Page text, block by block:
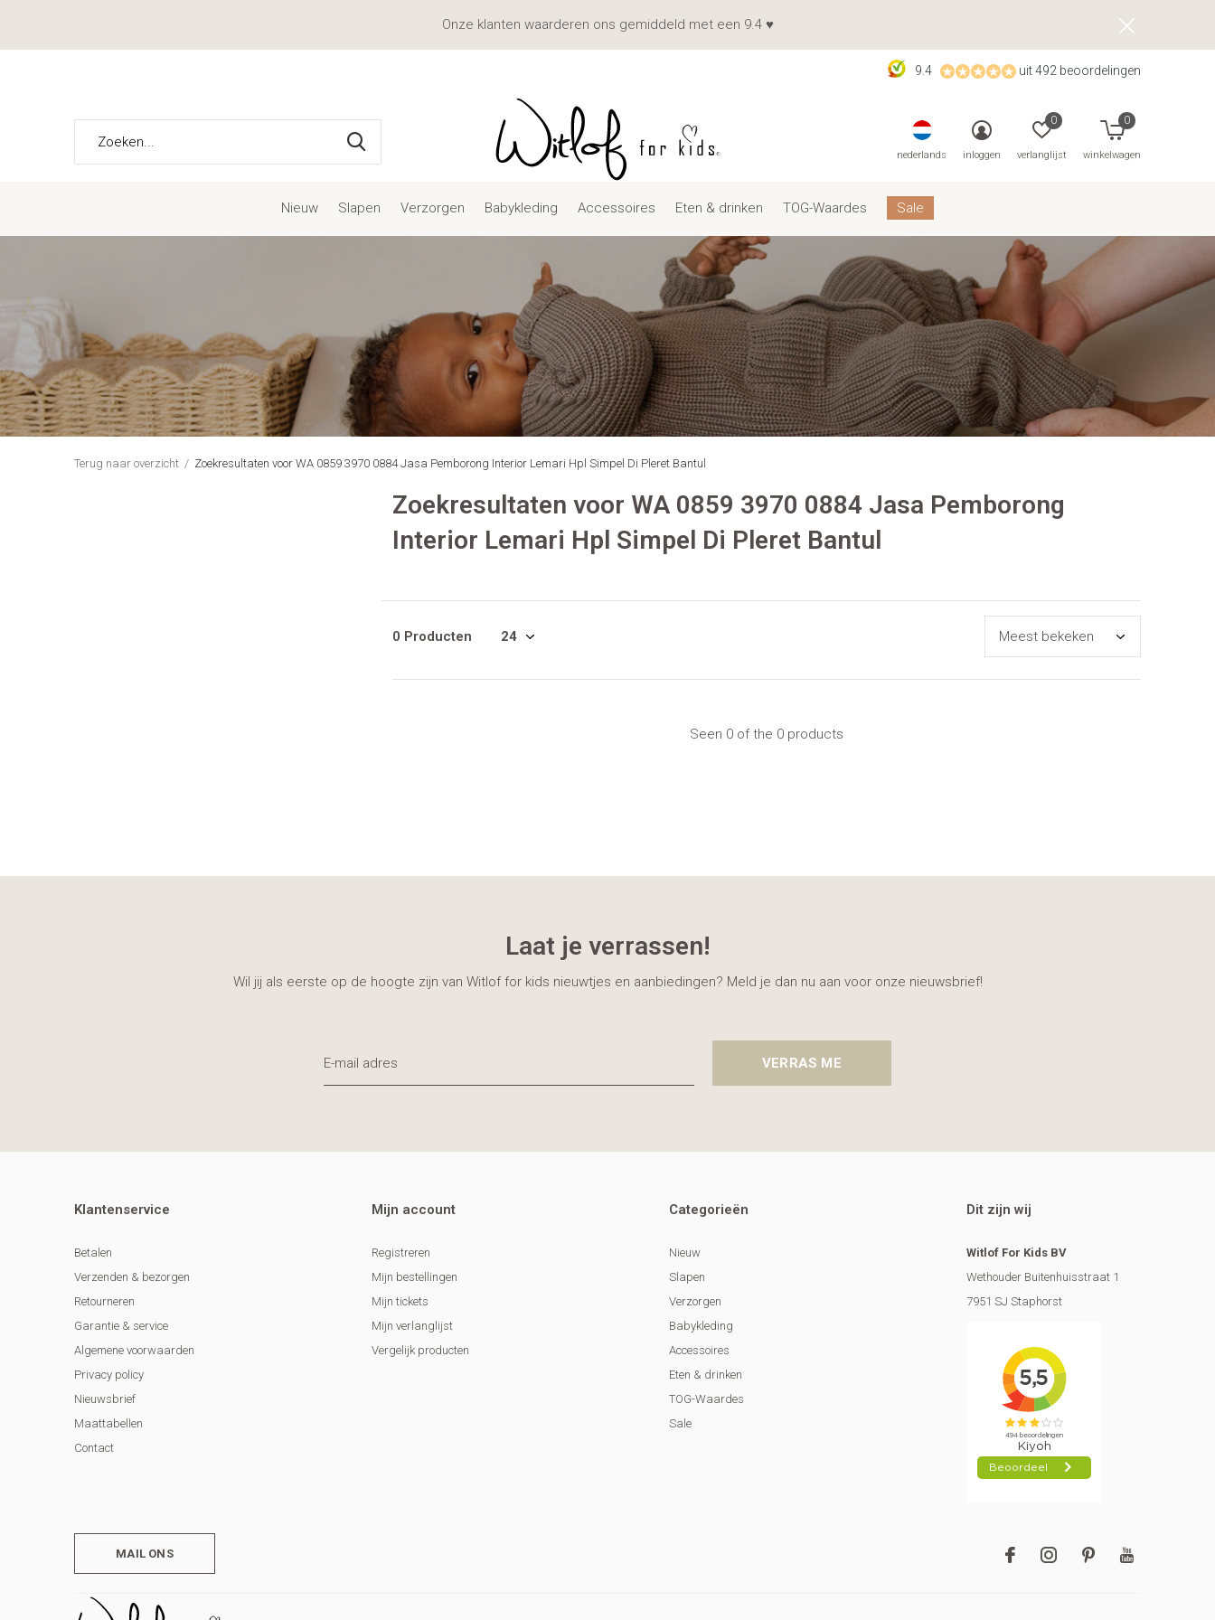
Nieuw Slapen Verzorgen Babykleding Accessoires Eten & drinken TOG-Waardes Sale
nederlands inloggen verlanglijst
0
winkelwagen
0
9.4 uit 492 beoordelingen
Onze klanten waarderen ons gemiddeld met een 9.4 ♥
Terug naar overzicht Zoekresultaten voor WA 0859 3970 0884 Jasa Pemborong Interior Lemari Hpl Simpel Di Pleret Bantul
Zoekresultaten voor WA 0859 3970 0884 Jasa Pemborong
Interior Lemari Hpl Simpel Di Pleret Bantul
0 Producten
Seen 0 of the 0 products
Laat je verrassen!
Wil jij als eerste op de hoogte zijn van Witlof for kids nieuwtjes en aanbiedingen? Meld je dan nu aan voor onze nieuwsbrief!
VERRAS ME
Klantenservice
Betalen
Verzenden & bezorgen
Retourneren
Garantie & service
Algemene voorwaarden
Privacy policy
Nieuwsbrief
Maattabellen
Contact
Mijn account
Registreren
Mijn bestellingen
Mijn tickets
Mijn verlanglijst
Vergelijk producten
Categorieën
Nieuw
Slapen
Verzorgen
Babykleding
Accessoires
Eten & drinken
TOG-Waardes
Sale
Dit zijn wij
Witlof For Kids BV
Wethouder Buitenhuisstraat 1
7951 SJ Staphorst
MAIL ONS